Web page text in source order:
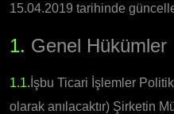
15.04.2019 tarihinde
1. Genel Hükümler
1.1. İşbu Ticari İşlemler
olarak anılacaktır) Şirketin